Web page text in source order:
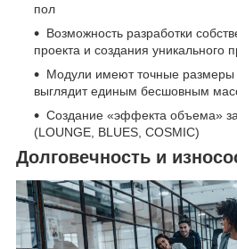
пол
Возможность разработки
проекта и создания уникального
Модули имеют точные
выглядит единым бесшовным
Создание «эффекта объема»
(LOUNGE, BLUES, COSMIC)
Долговечность и